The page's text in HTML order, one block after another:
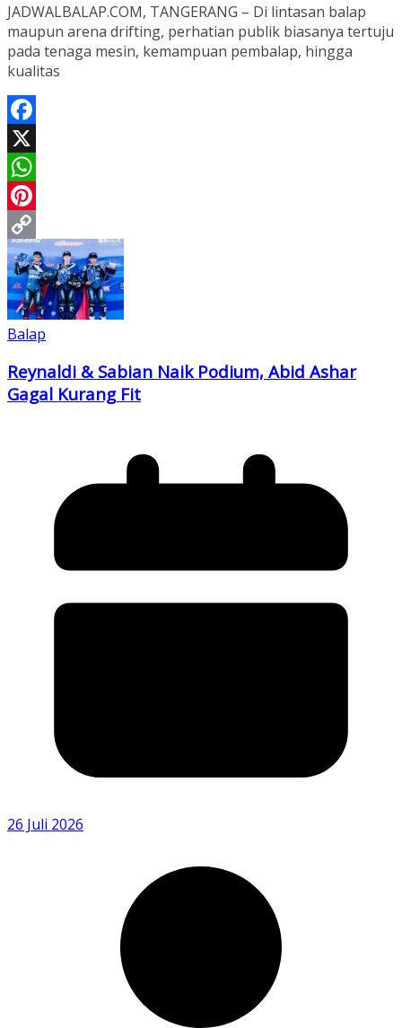
JADWALBALAP.COM, TANGERANG – Di lintasan balap
maupun arena drifting, perhatian publik biasanya tertuju
pada tenaga mesin, kemampuan pembalap, hingga
kualitas
Facebook
X
WhatsApp
Pinterest
Copy
Link
Balap
Reynaldi & Sabian Naik Podium, Abid Ashar
Gagal Kurang Fit
26 Juli 2026